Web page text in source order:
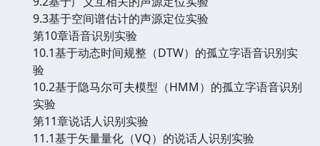
9.3基于空间谱估计的声源定位实验
第10章语音识别实验
10.1基于动态时间规整（DTW）的孤立字语音识别实
验
10.2基于隐马尔可夫模型（HMM）的孤立字语音识别
实验
第11章说话人识别实验
11.1基于矢量量化（VQ）的说话人识别实验